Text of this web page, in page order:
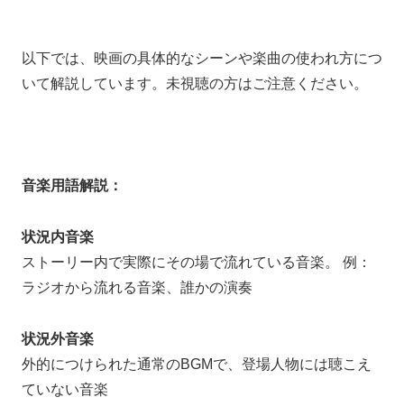
以下では、映画の具体的なシーンや楽曲の使われ方につ
いて解説しています。未視聴の方はご注意ください。
音楽用語解説：
状況内音楽
ストーリー内で実際にその場で流れている音楽。 例：
ラジオから流れる音楽、誰かの演奏
状況外音楽
外的につけられた通常のBGMで、登場人物には聴こえ
ていない音楽